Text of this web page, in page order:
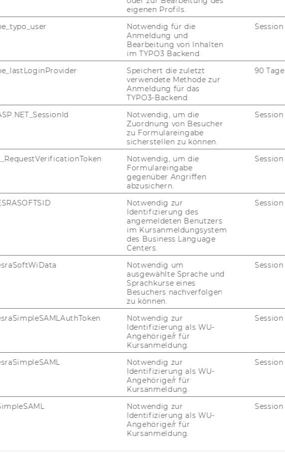
Herausforderungen im Lernprozess
Wissen über selbstreguliertes Lernen
Melde dich hier für diese Peergroup an.
Die Teilnahme ist begrenzt, es gilt „first
come, first served“.
Du musst leider absagen? Dann schick uns
bitte eine kurzeE-Mail, damit mir deinen
Platz einem anderen Studierenden
anbieten können.
FORSCHUNG
FORSCHUNGSPORTAL
FORSCHENDE
IMPACT DER FORSCHUNG
ORGANISATION DER
eigenen Profils.
Notwendig für die
Anmeldung und
Bearbeitung von Inhalten
im TYPO3 Backend.
Session
Speichert die zuletzt
verwendete Methode zur
Anmeldung für das
TYPO3-Backend.
90 Tage
Notwendig, um die
Zuordnung von Besucher
zu Formulareingabe
sicherstellen zu können.
Session
__RequestVerificationToken
Notwendig, um die
Formulareingabe
gegenüber Angriffen
abzusichern.
Session
Notwendig zur
Identifizierung des
angemeldeten Benutzers
im Kursanmeldungsystem
des Business Language
Centers.
Session
Notwendig um
ausgewählte Sprache und
Sprachkurse eines
Besuchers nachverfolgen
zu können.
Session
Notwendig zur
Identifizierung als WU-
Angehörige/r für
Kursanmeldung.
Session
Notwendig zur
Identifizierung als WU-
Angehörige/r für
Kursanmeldung.
Session
Notwendig zur
Identifizierung als WU-
Angehörige/r für
Kursanmeldung.
Session